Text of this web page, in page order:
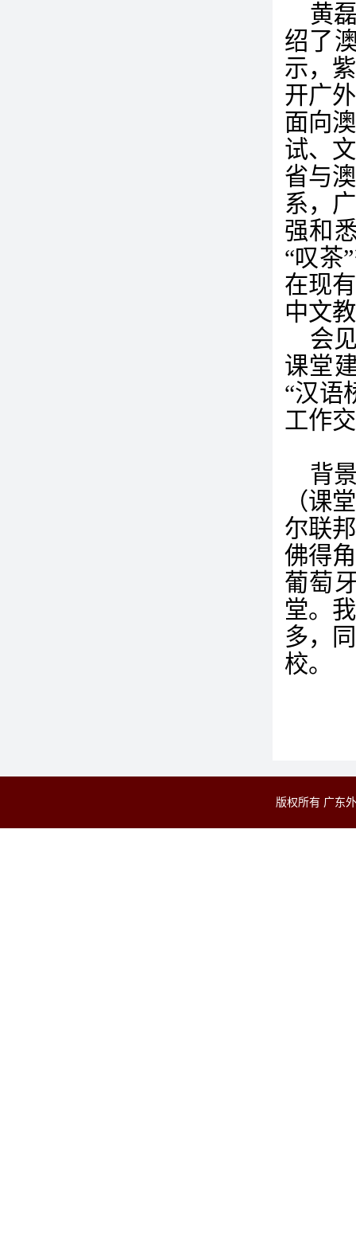
黄
绍了
示，
开广
面向
试、
省与
系，
强和
“叹茶
在现
中文
会
课堂
“汉语
工作
背
（课
尔联
佛得
葡萄
堂。
多，
校。
版权所有 广东